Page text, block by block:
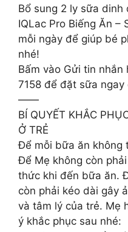
Bổ sung 2 ly sữa
IQLac Pro Biếng Ăn –
mỗi ngày để giúp bé
nhé!
Bấm vào Gửi tin
7158 để đặt sữa ngay
——
BÍ QUYẾT KHẮC
Ở TRẺ
Để mỗi bữa ăn không
Để Mẹ không còn
thức khi đến bữa ăn.
còn phải kéo dài gây
và tâm lý của trẻ. Mẹ
ý khắc phục sau nhé: